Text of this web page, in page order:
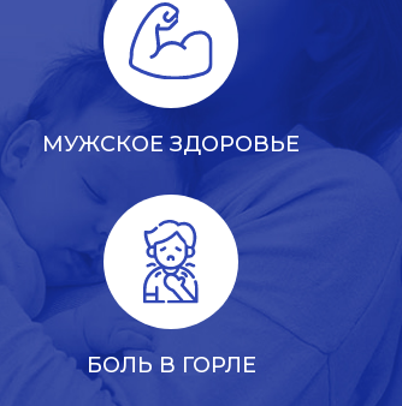
МУЖСКОЕ ЗДОРОВЬЕ
БОЛЬ В ГОРЛЕ